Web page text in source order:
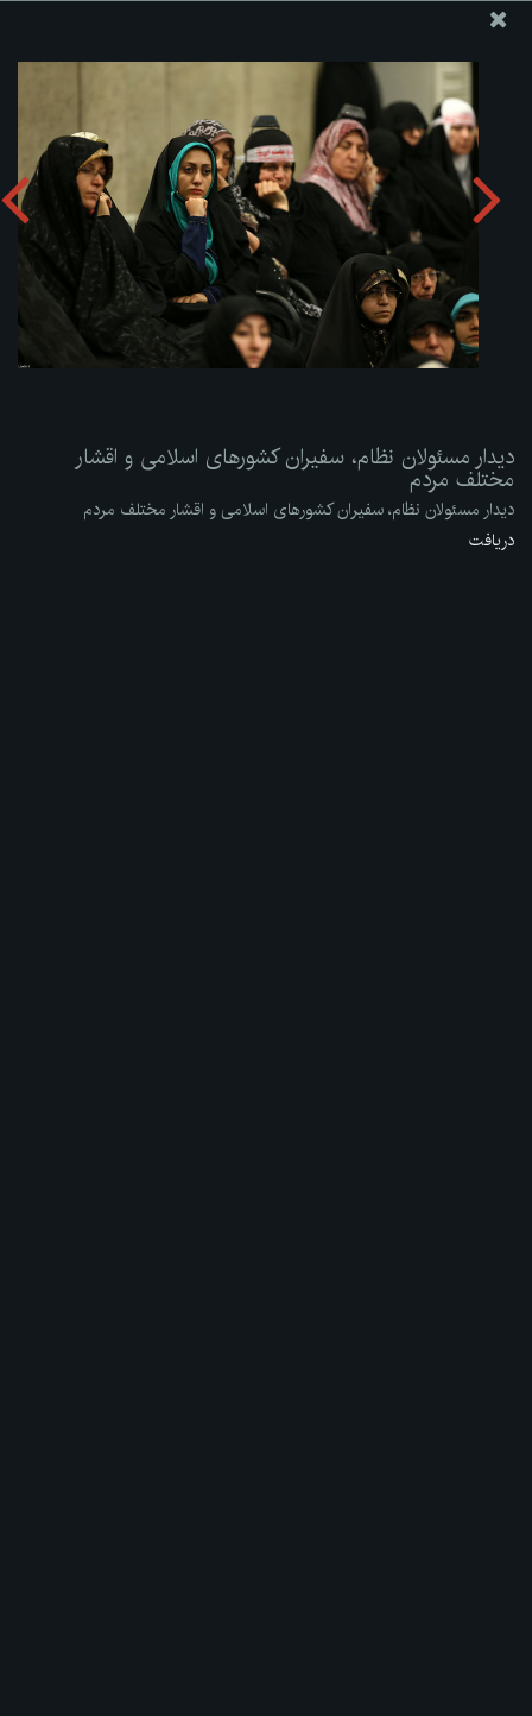
ارسال نامه
وجوهات
دیدار مسئولان نظام، سفیران کشورهای اسلامی و اقشار مختلف
مردم
دریافت آلبوم: zip
دیدار مسئولان نظام، سفیران کشورهای اسلامی و اقشار
مختلف مردم
دیدار مسئولان نظام، سفیران کشورهای اسلامی و اقشار مختلف مردم
دریافت